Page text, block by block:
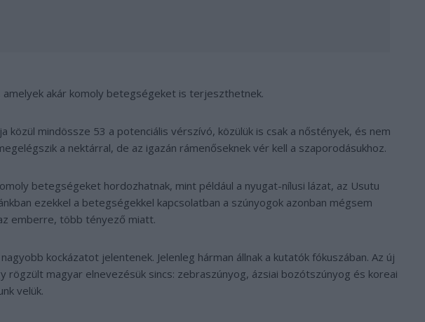
amelyek akár komoly betegségeket is terjeszthetnek.
közül mindössze 53 a potenciális vérszívó, közülük is csak a nőstények, és nem
a nektárral, de az igazán rámenőseknek vér kell a szaporodásukhoz.
betegségeket hordozhatnak, mint például a nyugat-nílusi lázat, az Usutu
ezekkel a betegségekkel kapcsolatban a szúnyogok azonban mégsem
emberre, több tényező miatt.
kockázatot jelentenek. Jelenleg hárman állnak a kutatók fókuszában. Az új
rögzült magyar elnevezésük sincs: zebraszúnyog, ázsiai bozótszúnyog és koreai
velük.